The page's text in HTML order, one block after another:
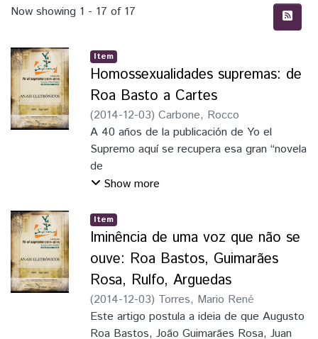
Recent Submissions
Now showing 1 - 17 of 17
Item
Homossexualidades supremas: de
Roa Basto a Cartes
(2014-12-03) Carbone, Rocco
A 40 años de la publicación de Yo el
Supremo aquí se recupera esa gran “novela
de
dictadores” para reflexionar sobre el
la
figura de Francia, pero sobre todo para
ponerla en paralelo con la realidad política
del
Paraguay del siglo XXI, un país que sigue
siendo autoritario. Aquí interesa nexar
literatura y política para pensar el presente.
Show more
Item
Iminência de uma voz que não se
ouve: Roa Bastos, Guimarães
Rosa, Rulfo, Arguedas
(2014-12-03) Torres, Mario René
Rodríguez
Este artigo postula a ideia de que Augusto
Roa Bastos, João Guimarães Rosa, Juan